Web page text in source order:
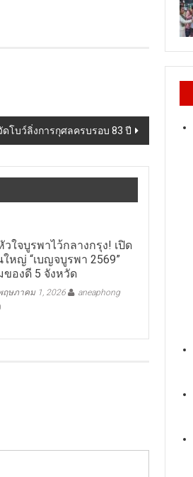
โบว์ลิ่งการกุศลครบรอบ 83 ปี
วใจบูรพาไว้กลางกรุง! เปิด
ใหญ่ “เบญจบูรพา 2569”
ของดี 5 จังหวัด
ฤษภาคม 1, 2026
aneaphong